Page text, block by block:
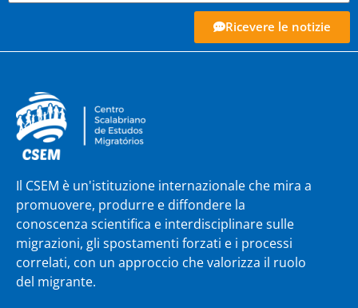
Ricevere le notizie
Il CSEM è un'istituzione internazionale che mira a
promuovere, produrre e diffondere la
conoscenza scientifica e interdisciplinare sulle
migrazioni, gli spostamenti forzati e i processi
correlati, con un approccio che valorizza il ruolo
del migrante.